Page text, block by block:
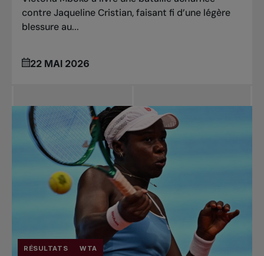
contre Jaqueline Cristian, faisant fi d’une légère
blessure au...
22 MAI 2026
RÉSULTATS WTA